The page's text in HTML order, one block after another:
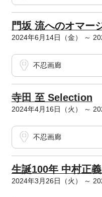
門坂 流へのオマー
2024年6月14日（金） ～
不忍画廊
寺田 至 Selection
2024年4月16日（火） ～
不忍画廊
生誕100年 中村正
2024年3月26日（火） ～